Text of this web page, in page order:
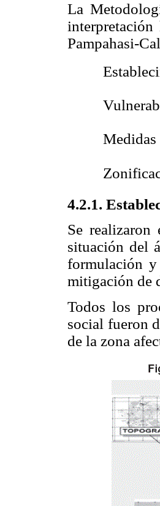
La
Pampahasi-




4.2.1.
Se realizaron
situación del
formulación y
mitigación de
Todos los
social fueron
de la zona